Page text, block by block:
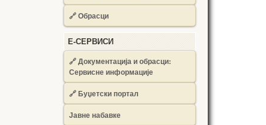
🔗Обрасци
Е-СЕРВИСИ
🔗 Документација и обрасци:
Сервисне информације
🔗 Буџетски портал
Јавне набавке